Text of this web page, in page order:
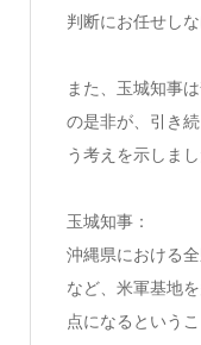
判断にお任せし
また、玉城知事
の是非が、引き
う考えを示しまし
玉城知事：
沖縄県における
など、米軍基地
点になるという